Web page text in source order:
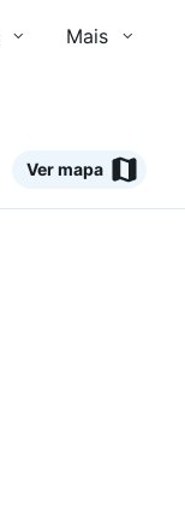
Mais
Ver mapa